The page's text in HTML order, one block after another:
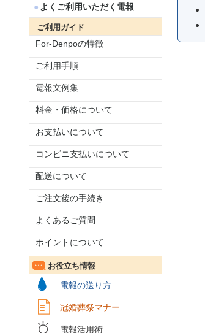
よくご利用いただく電報
ご利用ガイド
For-Denpoの特徴
ご利用手順
電報文例集
料金・価格について
お支払いについて
コンビニ支払いについて
配送について
ご注文後の手続き
よくあるご質問
ポイントについて
お役立ち情報
電報の送り方
冠婚葬祭マナー
電報活用術